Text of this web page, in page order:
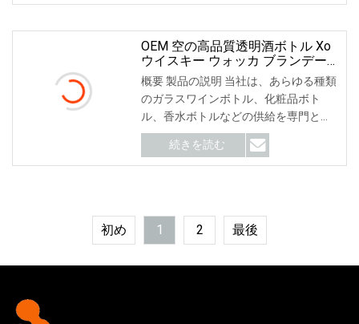
ー梱包と配送ボトルが梱包されていま
OEM 空の高品質透明酒ボトル Xo
ウイスキー ウォッカ ブランデー
ジン テキーラ ガラス瓶
概要 製品の説明 当社は、あらゆる種類
のガラスワインボトル、化粧品ボト
ル、香水ボトルなどの供給を専門とし
ています。 自分のガラス瓶をカスタマ
イズしたい場合は、自由にカスタマイ
ズしてください
続きを読む
初め 1 2 最後